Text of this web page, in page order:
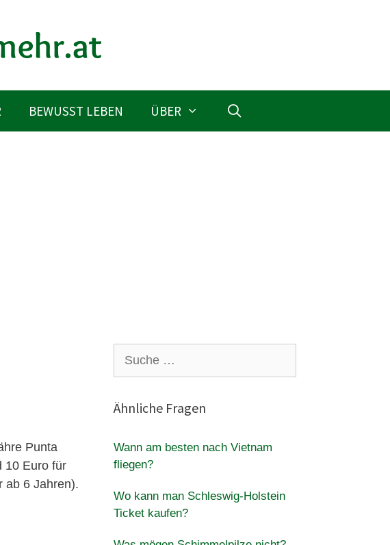
BEWUSST LEBEN ÜBER
Punta
10 Euro für
ab 6 Jahren).
nach:
Ähnliche Fragen
Wann am besten nach Vietnam
fliegen?
Wo kann man Schleswig-Holstein
Ticket kaufen?